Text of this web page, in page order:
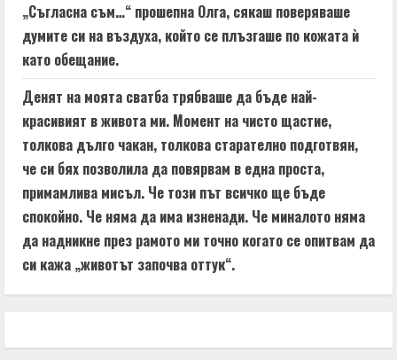
„Съгласна съм…“ прошепна Олга, сякаш поверяваше
думите си на въздуха, който се плъзгаше по кожата ѝ
като обещание.
Денят на моята сватба трябваше да бъде най-
красивият в живота ми. Момент на чисто щастие,
толкова дълго чакан, толкова старателно подготвян,
че си бях позволила да повярвам в една проста,
примамлива мисъл. Че този път всичко ще бъде
спокойно. Че няма да има изненади. Че миналото няма
да надникне през рамото ми точно когато се опитвам да
си кажа „животът започва оттук“.